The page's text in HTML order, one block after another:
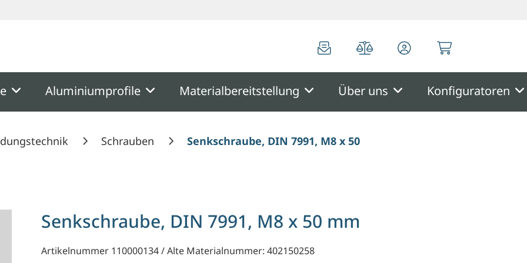
Aluminiumprofile Materialbereitstellung Über uns Konfiguratoren
Schrauben Senkschraube, DIN 7991, M8 x 50 mm
Senkschraube, DIN 7991, M8 x 50 mm
Artikelnummer 110000134 / Alte Materialnummer: 402150258